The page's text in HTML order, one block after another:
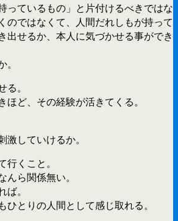
っているもの」と片付けるべきではな
のではなくて、人間だれしもが持って
出せるか、本人に気づかせる事ができ
。
ほど、その経験が活きてくる。
していけるか。
くこと。
ら関係無い。
。
ひとりの人間として感じ取れる。